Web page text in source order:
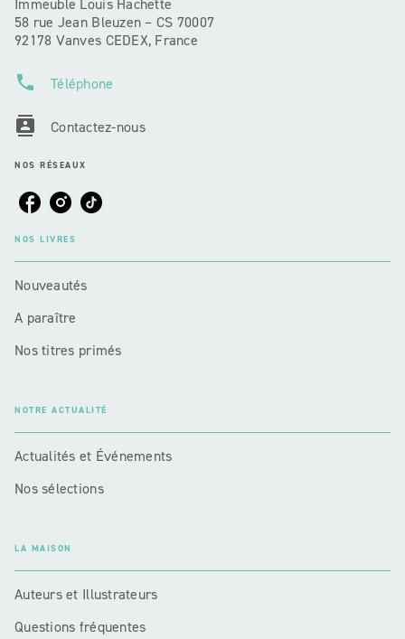
Immeuble Louis Hachette
58 rue Jean Bleuzen – CS 70007
92178 Vanves CEDEX, France
phone Téléphone
contacts Contactez-nous
NOS RÉSEAUX
NOS LIVRES
Nouveautés
A paraître
Nos titres primés
NOTRE ACTUALITÉ
Actualités et Événements
Nos sélections
LA MAISON
Auteurs et Illustrateurs
Questions fréquentes